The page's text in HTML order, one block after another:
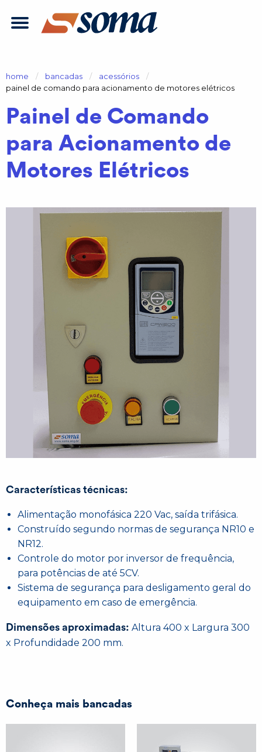
home bancadas
acessórios
atual:
painel de comando para acionamento de motores elétricos
Painel de Comando
para Acionamento de
Motores Elétricos
Características técnicas:
Alimentação monofásica 220 Vac, saída trifásica.
Construído segundo normas de segurança NR10 e
NR12.
Controle do motor por inversor de frequência,
para potências de até 5CV.
Sistema de segurança para desligamento geral do
equipamento em caso de emergência.
Dimensões aproximadas: Altura 400 x Largura 300
x Profundidade 200 mm.
Conheça mais bancadas